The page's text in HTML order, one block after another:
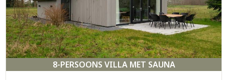
8-PERSOONS VILLA MET SAUNA